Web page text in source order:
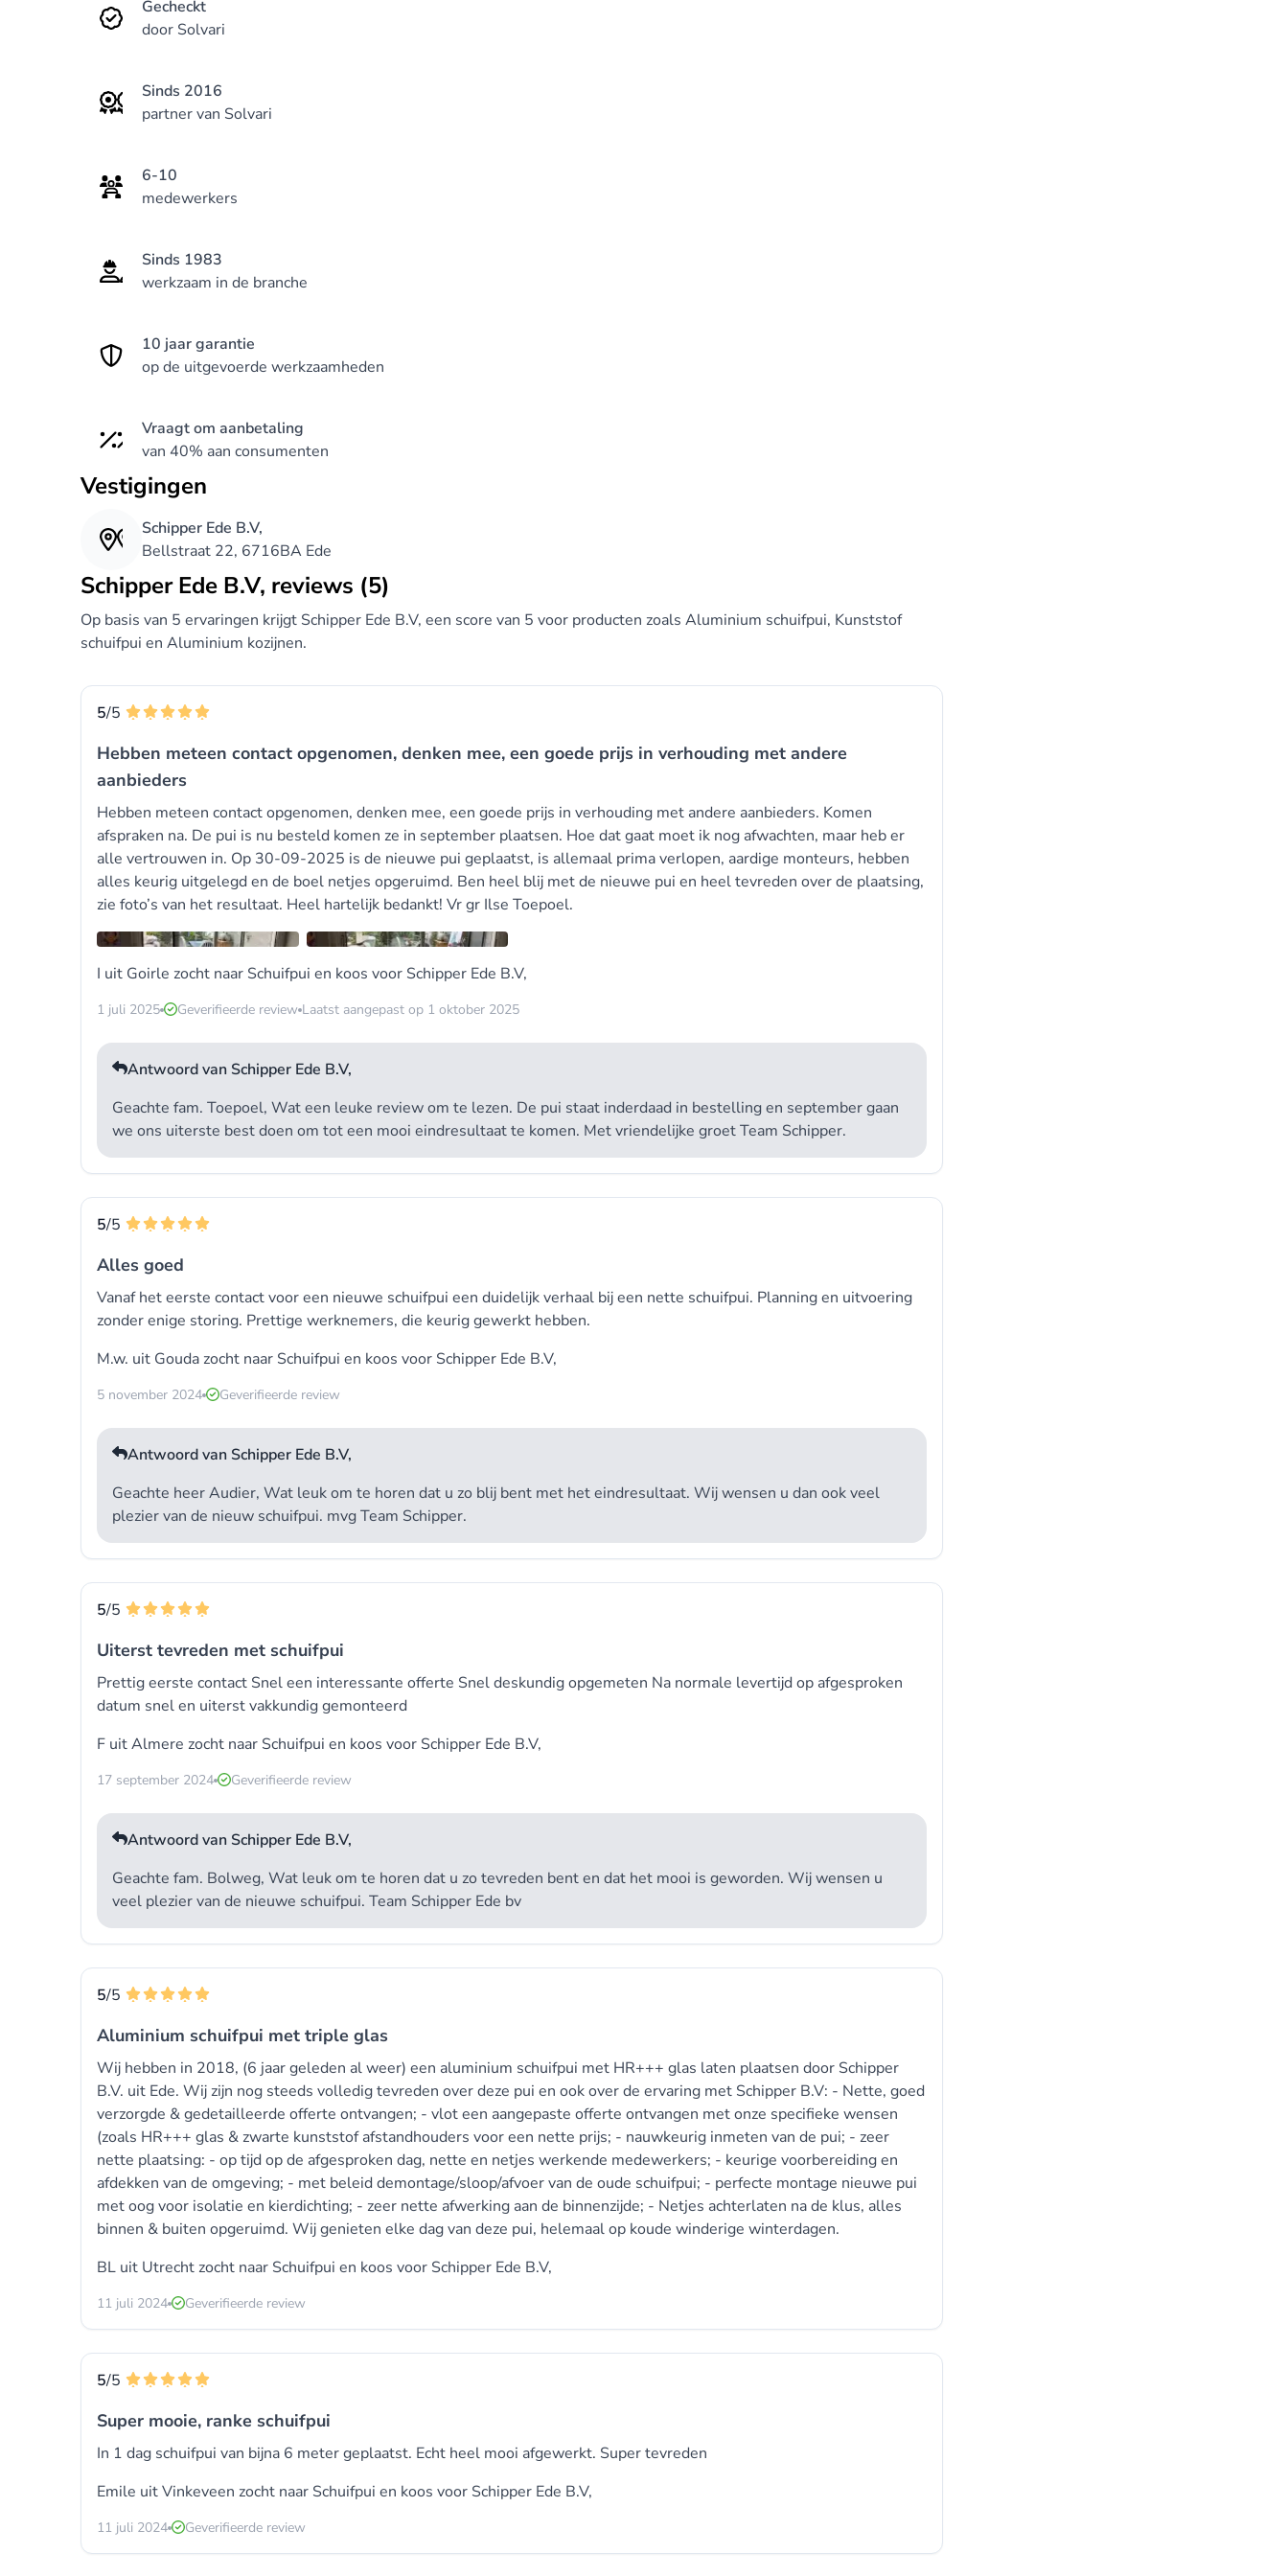
Gecheckt
door Solvari
Sinds 2016
partner van Solvari
6-10
medewerkers
Sinds 1983
werkzaam in de branche
10 jaar garantie
op de uitgevoerde werkzaamheden
Vraagt om aanbetaling
van 40% aan consumenten
Vestigingen
Schipper Ede B.V,
Bellstraat 22, 6716BA Ede
Schipper Ede B.V, reviews (5)
Op basis van 5 ervaringen krijgt Schipper Ede B.V, een score van 5 voor producten zoals Aluminium schuifpui, Kunststof
schuifpui en Aluminium kozijnen.
5/5
Hebben meteen contact opgenomen, denken mee, een goede prijs in verhouding met andere
aanbieders
Hebben meteen contact opgenomen, denken mee, een goede prijs in verhouding met andere aanbieders. Komen
afspraken na. De pui is nu besteld komen ze in september plaatsen. Hoe dat gaat moet ik nog afwachten, maar heb er
alle vertrouwen in. Op 30-09-2025 is de nieuwe pui geplaatst, is allemaal prima verlopen, aardige monteurs, hebben
alles keurig uitgelegd en de boel netjes opgeruimd. Ben heel blij met de nieuwe pui en heel tevreden over de plaatsing,
zie foto’s van het resultaat. Heel hartelijk bedankt! Vr gr Ilse Toepoel.
I uit Goirle zocht naar Schuifpui en koos voor Schipper Ede B.V,
1 juli 2025 Geverifieerde review Laatst aangepast op 1 oktober 2025
Antwoord van Schipper Ede B.V,
Geachte fam. Toepoel, Wat een leuke review om te lezen. De pui staat inderdaad in bestelling en september gaan
we ons uiterste best doen om tot een mooi eindresultaat te komen. Met vriendelijke groet Team Schipper.
5/5
Alles goed
Vanaf het eerste contact voor een nieuwe schuifpui een duidelijk verhaal bij een nette schuifpui. Planning en uitvoering
zonder enige storing. Prettige werknemers, die keurig gewerkt hebben.
M.w. uit Gouda zocht naar Schuifpui en koos voor Schipper Ede B.V,
5 november 2024 Geverifieerde review
Antwoord van Schipper Ede B.V,
Geachte heer Audier, Wat leuk om te horen dat u zo blij bent met het eindresultaat. Wij wensen u dan ook veel
plezier van de nieuw schuifpui. mvg Team Schipper.
5/5
Uiterst tevreden met schuifpui
Prettig eerste contact Snel een interessante offerte Snel deskundig opgemeten Na normale levertijd op afgesproken
datum snel en uiterst vakkundig gemonteerd
F uit Almere zocht naar Schuifpui en koos voor Schipper Ede B.V,
17 september 2024 Geverifieerde review
Antwoord van Schipper Ede B.V,
Geachte fam. Bolweg, Wat leuk om te horen dat u zo tevreden bent en dat het mooi is geworden. Wij wensen u
veel plezier van de nieuwe schuifpui. Team Schipper Ede bv
5/5
Aluminium schuifpui met triple glas
Wij hebben in 2018, (6 jaar geleden al weer) een aluminium schuifpui met HR+++ glas laten plaatsen door Schipper
B.V. uit Ede. Wij zijn nog steeds volledig tevreden over deze pui en ook over de ervaring met Schipper B.V: - Nette, goed
verzorgde & gedetailleerde offerte ontvangen; - vlot een aangepaste offerte ontvangen met onze specifieke wensen
(zoals HR+++ glas & zwarte kunststof afstandhouders voor een nette prijs; - nauwkeurig inmeten van de pui; - zeer
nette plaatsing: - op tijd op de afgesproken dag, nette en netjes werkende medewerkers; - keurige voorbereiding en
afdekken van de omgeving; - met beleid demontage/sloop/afvoer van de oude schuifpui; - perfecte montage nieuwe pui
met oog voor isolatie en kierdichting; - zeer nette afwerking aan de binnenzijde; - Netjes achterlaten na de klus, alles
binnen & buiten opgeruimd. Wij genieten elke dag van deze pui, helemaal op koude winderige winterdagen.
BL uit Utrecht zocht naar Schuifpui en koos voor Schipper Ede B.V,
11 juli 2024 Geverifieerde review
5/5
Super mooie, ranke schuifpui
In 1 dag schuifpui van bijna 6 meter geplaatst. Echt heel mooi afgewerkt. Super tevreden
Emile uit Vinkeveen zocht naar Schuifpui en koos voor Schipper Ede B.V,
11 juli 2024 Geverifieerde review